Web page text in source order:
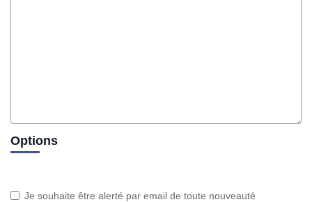
Options
Je souhaite être alerté par email de toute nouveauté